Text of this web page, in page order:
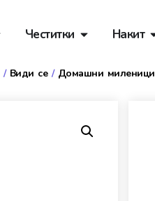
Честитки Накит
/ Види се/ Домашни миленици